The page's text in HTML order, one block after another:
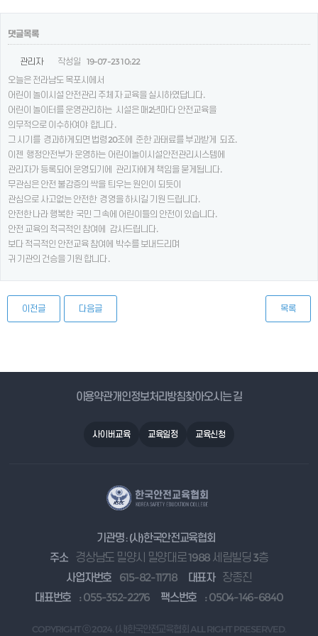
댓글목록
관리자 작성일 19-07-23 10:22
오늘은 전라남도 목포시에서
어린이 놀이시설 안전관리 주체자 교육을 실시하였답니다.
어린이 놀이터를 운영관리하는 시설은 매2년마다 안전교육을
의무적으로 이수하여야 합니다.
그 시기를 경과하게되면 법령20조에 준한 과태료를 부과받게 되죠.
이젠 행정안전부가 운영하는 어린이놀이시설안전관리시스템에
관리자가 등록되어 운영되기에 관리자에게 책임을 묻게됩니다.
무관심은 안전 불감증의 싹을 틔우는 원인이 되듯이
관심으로 사고없는 안전한 경영을 하시길 기원 드립니다.
안전한 나라 행복한 국민 그속에 어린이들의 안전이 있습니다.
안전 교육의 적극적인 참여에 감사드립니다.
보다 적극적인 안전교육 참여에 박수를 보내드리며
귀 기관의 건승을 기원 합니다.
이전글 다음글 목록
이용약관개인정보처리방침찾아오시는 길
사이버교육 교육일정 교육신청
기관명 : (사)한국안전교육협회
주소
경상남도 밀양시 밀양대로 1988 세림빌딩 3층
사업자번호
615-82-11718 대표자 장종진
대표번호
: 055-352-2276 팩스번호 : 0504-146-6840
COPYRIGHT ⓒ 2024. (사)한국안전교육협회 ALL RIGHT PRESERVED.